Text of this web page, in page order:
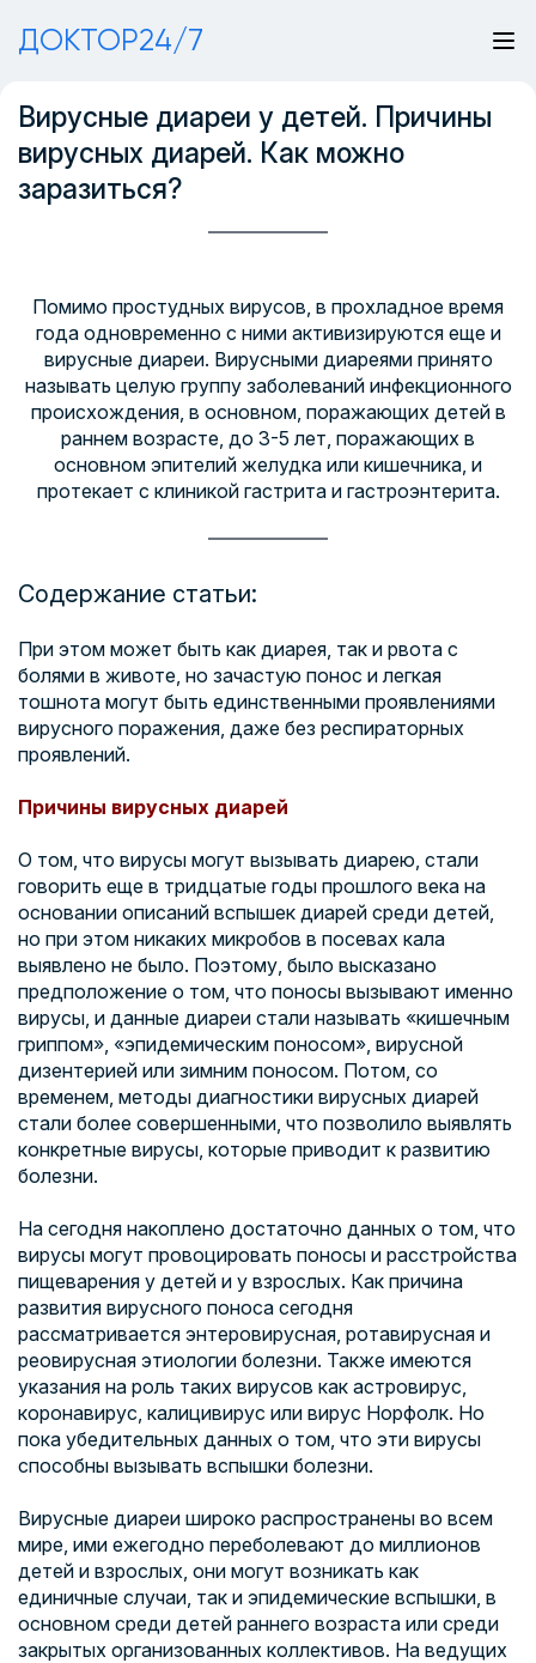
ДОКТОР24/7
Вирусные диареи у детей. Причины
вирусных диарей. Как можно
заразиться?
Помимо простудных вирусов, в прохладное время
года одновременно с ними активизируются еще и
вирусные диареи. Вирусными диареями принято
называть целую группу заболеваний инфекционного
происхождения, в основном, поражающих детей в
раннем возрасте, до 3-5 лет, поражающих в
основном эпителий желудка или кишечника, и
протекает с клиникой гастрита и гастроэнтерита.
Содержание статьи:
При этом может быть как диарея, так и рвота с
болями в животе, но зачастую понос и легкая
тошнота могут быть единственными проявлениями
вирусного поражения, даже без респираторных
проявлений.
Причины вирусных диарей
О том, что вирусы могут вызывать диарею, стали
говорить еще в тридцатые годы прошлого века на
основании описаний вспышек диарей среди детей,
но при этом никаких микробов в посевах кала
выявлено не было. Поэтому, было высказано
предположение о том, что поносы вызывают именно
вирусы, и данные диареи стали называть «кишечным
гриппом», «эпидемическим поносом», вирусной
дизентерией или зимним поносом. Потом, со
временем, методы диагностики вирусных диарей
стали более совершенными, что позволило выявлять
конкретные вирусы, которые приводит к развитию
болезни.
На сегодня накоплено достаточно данных о том, что
вирусы могут провоцировать поносы и расстройства
пищеварения у детей и у взрослых. Как причина
развития вирусного поноса сегодня
рассматривается энтеровирусная, ротавирусная и
реовирусная этиологии болезни. Также имеются
указания на роль таких вирусов как астровирус,
коронавирус, калицивирус или вирус Норфолк. Но
пока убедительных данных о том, что эти вирусы
способны вызывать вспышки болезни.
Вирусные диареи широко распространены во всем
мире, ими ежегодно переболевают до миллионов
детей и взрослых, они могут возникать как
единичные случаи, так и эпидемические вспышки, в
основном среди детей раннего возраста или среди
закрытых организованных коллективов. На ведущих